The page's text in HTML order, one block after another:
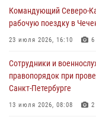
Кузбассе
08 августа 2026, 07:00
исполнилось 20 лет
08 августа 2026, 07:00
В Кабардино-Балкарии
Командующий Северо-
рабочую поездку в
23 июля 2026, 16:10 6
Сотрудники и
правопорядок при
Санкт-Петербурге
13 июля 2026, 08:08 2